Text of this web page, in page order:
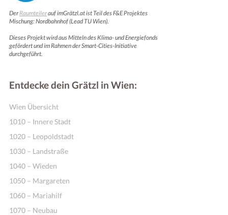
DerRaumteilerauf imGrätzl.at ist Teil des F&E Projektes
Mischung: Nordbahnhof (Lead TU Wien).
Dieses Projekt wird aus Mitteln des Klima- und Energiefonds
gefördert und im Rahmen der Smart-Cities-Initiative
durchgeführt.
Entdecke dein Grätzl in Wien:
Wien Übersicht
1010 – Innere Stadt
1020 – Leopoldstadt
1030 – Landstraße
1040 – Wieden
1050 – Margareten
1060 – Mariahilf
1070 – Neubau